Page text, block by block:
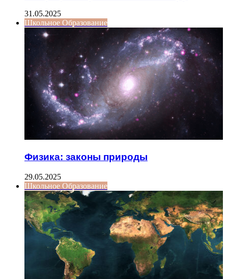
31.05.2025
Школьное Образование
Физика: законы природы
29.05.2025
Школьное Образование